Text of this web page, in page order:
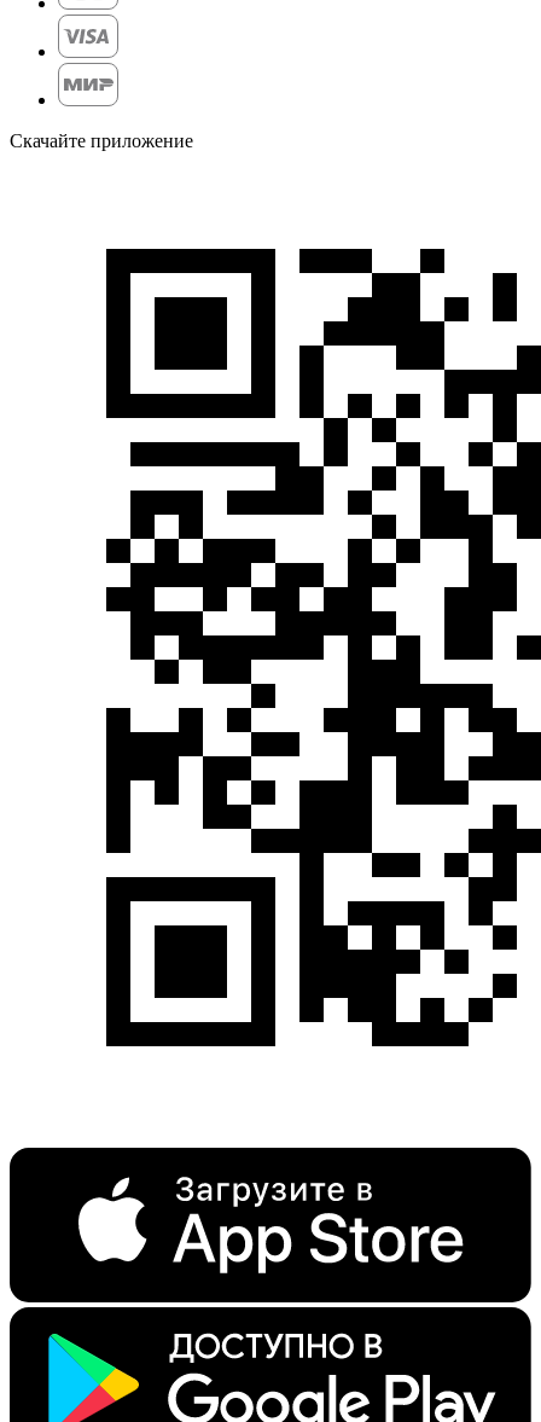
Скачайте приложение